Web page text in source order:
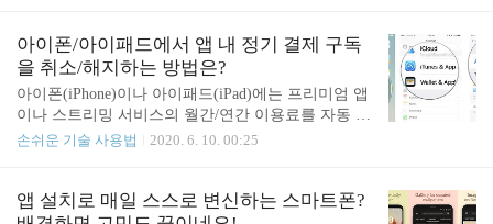
번거롭거나 반복되는 작업 전체를..
싼데요. 이런 이유로 일부 사용자는 SSD 구입을 꺼리
기도 합니다. 컴퓨터 업그레이드를 위해 SSD 구입을
고려하고 계신다면 제조사나 브랜드에 따라 'SSD 수
명'에 차이가 발생한다는 점을 염두에 두셔야 할듯
합니다. 보통 SSD의 성능이나 수명은 드라이브 사용
기간, 여러 해에 걸친 총 기록 가능 용량(TBW), 일일
으로 드라이브를 평가하는데요. 그렇다면 믿음직하
고 평판이 좋은 제조업체의 제품..
아이폰/아이패드에서 앱 내 정기 결제 구독
을 취소/해지하는 방법은?
아이폰(iPhone)이나 아이패드(iPad)에는 프리미엄 앱
이나 스트리밍 서비스의 월간/연간 이용료를 자동 결
제 및 지불 할 수 있는 ‘구독’ 기능이 있습니다. 주로
밀리의 서재 같은 전자책 서비스 앱에서 월간/연간
정기 이용권을 ‘구독’할 수 있도록 하고 있는데요. 결
손쉬운 기술 사용법 2020. 6. 10. 00:25
앱 설치로 매일 스스로 변신하는 스마트폰?